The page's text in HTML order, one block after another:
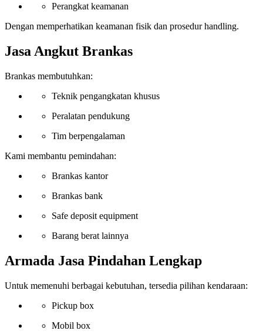
Perangkat keamanan
Dengan memperhatikan keamanan fisik dan prosedur handling.
Jasa Angkut Brankas
Brankas membutuhkan:
Teknik pengangkatan khusus
Peralatan pendukung
Tim berpengalaman
Kami membantu pemindahan:
Brankas kantor
Brankas bank
Safe deposit equipment
Barang berat lainnya
Armada Jasa Pindahan Lengkap
Untuk memenuhi berbagai kebutuhan, tersedia pilihan kendaraan:
Pickup box
Mobil box